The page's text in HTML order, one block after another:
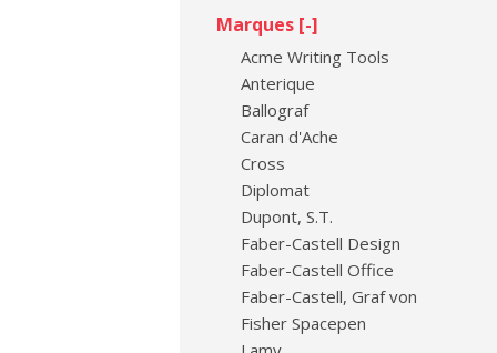
Marques [-]
Acme Writing Tools
Anterique
Ballograf
Caran d'Ache
Cross
Diplomat
Dupont, S.T.
Faber-Castell Design
Faber-Castell Office
Faber-Castell, Graf von
Fisher Spacepen